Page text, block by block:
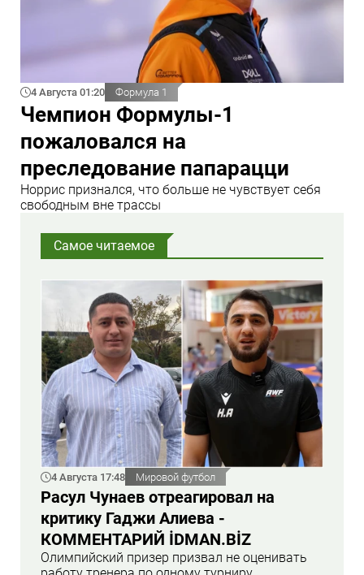
4 Августа 01:20 Формула 1
Чемпион Формулы-1
пожаловался на
преследование папарацци
Норрис признался, что больше не чувствует себя
свободным вне трассы
Самое читаемое
4 Августа 17:48 Мировой футбол
Расул Чунаев отреагировал на
критику Гаджи Алиева -
КОММЕНТАРИЙ İDMAN.BİZ
Олимпийский призер призвал не оценивать